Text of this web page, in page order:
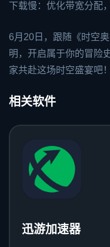
下载慢：优化带宽分配
6月20日，跟随《时空
明，开启属于你的冒险
家共赴这场时空盛宴吧！
相关软件
迅游加速器